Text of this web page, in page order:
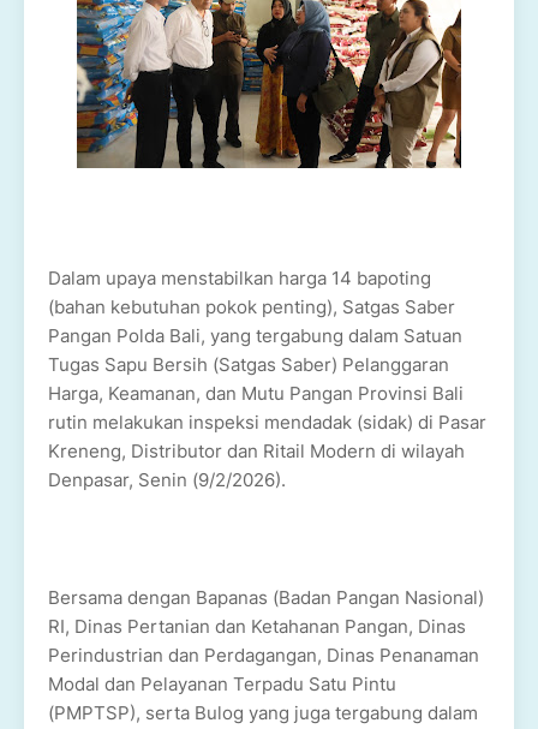
Dalam upaya menstabilkan harga 14 bapoting
(bahan kebutuhan pokok penting), Satgas Saber
Pangan Polda Bali, yang tergabung dalam Satuan
Tugas Sapu Bersih (Satgas Saber) Pelanggaran
Harga, Keamanan, dan Mutu Pangan Provinsi Bali
rutin melakukan inspeksi mendadak (sidak) di Pasar
Kreneng, Distributor dan Ritail Modern di wilayah
Denpasar, Senin (9/2/2026).
Bersama dengan Bapanas (Badan Pangan Nasional)
RI, Dinas Pertanian dan Ketahanan Pangan, Dinas
Perindustrian dan Perdagangan, Dinas Penanaman
Modal dan Pelayanan Terpadu Satu Pintu
(PMPTSP), serta Bulog yang juga tergabung dalam